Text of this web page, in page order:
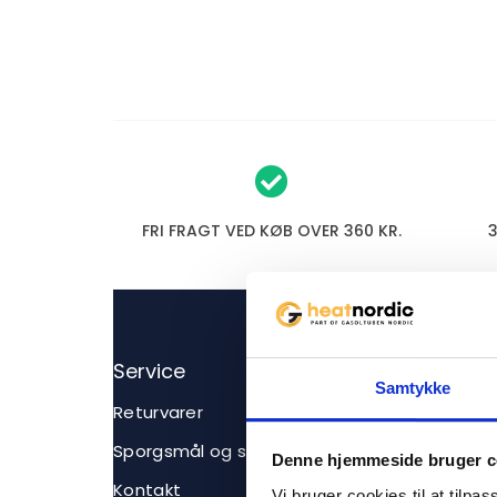
Samtykke
Denne hjemmeside bruger
FRI FRAGT VED KØB OVER 360 KR.
Service
Returvarer
Sporgsmål og svar
Kontakt